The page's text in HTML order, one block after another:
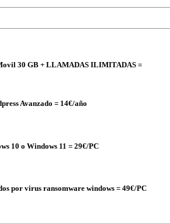
30 GB + LLAMADAS ILIMITADAS =
Avanzado = 14€/año
10 o Windows 11 = 29€/PC
por virus ransomware windows = 49€/PC